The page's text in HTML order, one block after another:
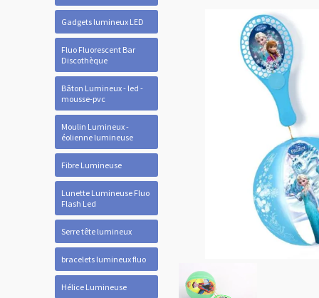
Gadgets lumineux LED
Fluo Fluorescent Bar
Discothèque
Bâton Lumineux - led -
mousse-pvc
Moulin Lumineux -
éolienne lumineuse
Fibre Lumineuse
Lunette Lumineuse Fluo
Flash Led
Serre tête lumineux
bracelets lumineux fluo
Hélice Lumineuse